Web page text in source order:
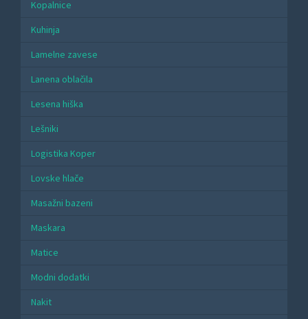
Kopalnice
Kuhinja
Lamelne zavese
Lanena oblačila
Lesena hiška
Lešniki
Logistika Koper
Lovske hlače
Masažni bazeni
Maskara
Matice
Modni dodatki
Nakit